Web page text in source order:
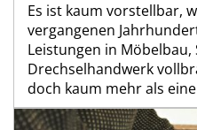
Es ist kaum vorstellbar,
vergangenen
Leistungen in
Drechselhandwerk
doch kaum mehr als